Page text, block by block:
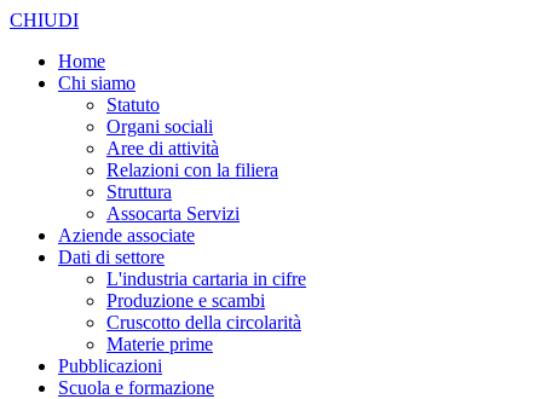
CHIUDI
Home
Chi siamo
Statuto
Organi sociali
Aree di attività
Relazioni con la filiera
Struttura
Assocarta Servizi
Aziende associate
Dati di settore
L'industria cartaria in cifre
Produzione e scambi
Cruscotto della circolarità
Materie prime
Pubblicazioni
Scuola e formazione